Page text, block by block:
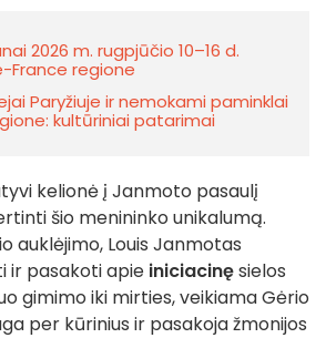
2026 m. rugpjūčio 10–16 d.
France regione
Paryžiuje ir nemokami paminklai
kultūriniai patarimai
kelionė į Janmoto pasaulį
šio menininko unikalumą.
auklėjimo, Louis Janmotas
ir pasakoti apie iniciacinęsielos
gimimo iki mirties, veikiama Gėrio
per kūrinius ir pasakoja žmonijos